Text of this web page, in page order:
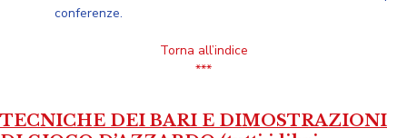
conferenze.
Torna all’indice
***
TECNICHE DEI BARI E DIMOSTRAZIONI